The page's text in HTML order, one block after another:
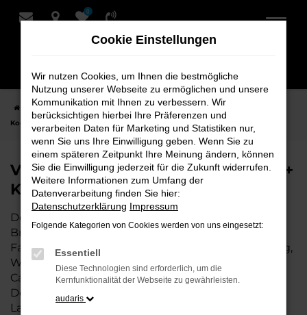
Zum
0
Startseite Bremervörde VW
VW Caddy Fahrzeuge bei Schmidt +
Koch für Bremervörde
VW Caddy Fahrzeuge bei Schmidt +
Koch für Bremervörde
Der VW Caddy ist die perfekte Wahl für alle in
Bremervörde, die ein zuverlässiges und modernes
Fahrzeug suchen. Ob für den täglichen Arbeitsweg,
Wochenendausflüge oder lange Reisen, der VW
Caddy bietet Komfort, Effizienz und modernes
Design, das sowohl in der Stadt als auch auf dem
Land glänzt.
Cookie Einstellungen
Wir nutzen Cookies, um Ihnen die bestmögliche
Nutzung unserer Webseite zu ermöglichen und unsere
Kommunikation mit Ihnen zu verbessern. Wir
berücksichtigen hierbei Ihre Präferenzen und
verarbeiten Daten für Marketing und Statistiken nur,
wenn Sie uns Ihre Einwilligung geben. Wenn Sie zu
einem späteren Zeitpunkt Ihre Meinung ändern, können
Sie die Einwilligung jederzeit für die Zukunft widerrufen.
Weitere Informationen zum Umfang der
Datenverarbeitung finden Sie hier:
Datenschutzerklärung Impressum
Folgende Kategorien von Cookies werden von uns eingesetzt:
Essentiell
Diese Technologien sind erforderlich, um die
Kernfunktionalität der Webseite zu gewährleisten.
audaris